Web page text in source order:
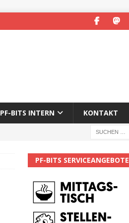
PF-BITS INTERN KONTAKT
PF-BITS SERVICEANGEBOTE